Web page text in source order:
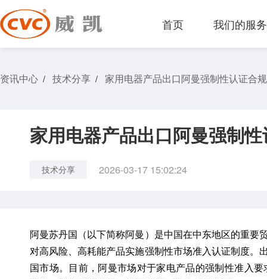
首页 我们的服务
资讯中心 / 技术分享 / 家用电器产品出口阿曼强制性认证合
家用电器产品出口阿曼强制
技术分享 2026-03-17 15:02:24
阿曼苏丹国（以下简称阿曼）是中国在中东地区的重要
对高风险、高耗能产品实施强制性市场准入认证制度。
国市场。目前，阿曼市场对于家电产品的强制性准入